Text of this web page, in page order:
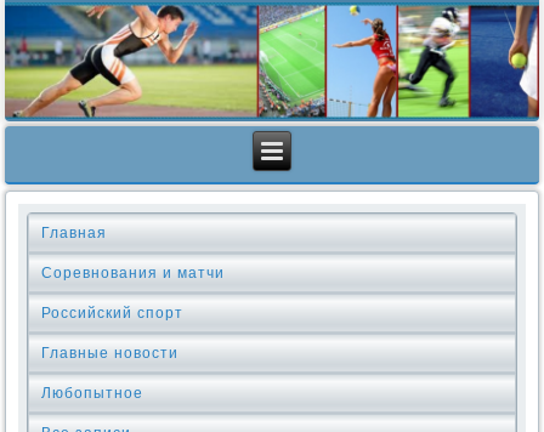
Главная
Соревнования и матчи
Российский спорт
Главные новости
Любопытное